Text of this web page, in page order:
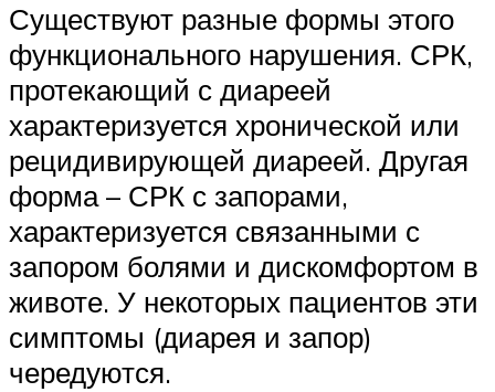
Существуют разные формы этого
функционального нарушения. СРК,
протекающий с диареей
характеризуется хронической или
рецидивирующей диареей. Другая
форма – СРК с запорами,
характеризуется связанными с
запором болями и дискомфортом в
животе. У некоторых пациентов эти
симптомы (диарея и запор)
чередуются.